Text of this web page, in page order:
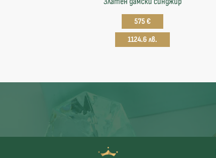
575 €
1124.6 лв.